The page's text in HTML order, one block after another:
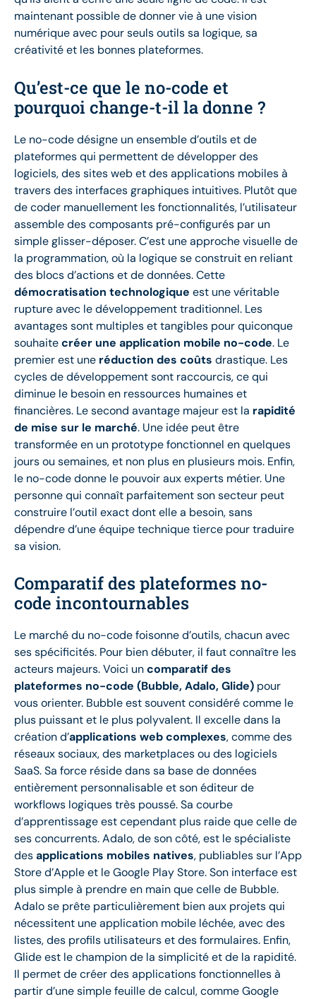
maintenant possible de donner vie à une vision
numérique avec pour seuls outils sa logique, sa
créativité et les bonnes plateformes.
Qu’est-ce que le no-code et
pourquoi change-t-il la donne ?
Le no-code désigne un ensemble d’outils et de
plateformes qui permettent de développer des
logiciels, des sites web et des applications mobiles à
travers des interfaces graphiques intuitives. Plutôt que
de coder manuellement les fonctionnalités, l’utilisateur
assemble des composants pré-configurés par un
simple glisser-déposer. C’est une approche visuelle de
la programmation, où la logique se construit en reliant
des blocs d’actions et de données. Cette
démocratisation technologique est une véritable
rupture avec le développement traditionnel. Les
avantages sont multiples et tangibles pour quiconque
souhaitecréer une application mobile no-code. Le
premier est une réduction des coûts drastique. Les
cycles de développement sont raccourcis, ce qui
diminue le besoin en ressources humaines et
financières. Le second avantage majeur est la rapidité
de mise sur le marché. Une idée peut être
transformée en un prototype fonctionnel en quelques
jours ou semaines, et non plus en plusieurs mois. Enfin,
le no-code donne le pouvoir aux experts métier. Une
personne qui connaît parfaitement son secteur peut
construire l’outil exact dont elle a besoin, sans
dépendre d’une équipe technique tierce pour traduire
sa vision.
Comparatif des plateformes no-
code incontournables
Le marché du no-code foisonne d’outils, chacun avec
ses spécificités. Pour bien débuter, il faut connaître les
acteurs majeurs. Voici uncomparatif des
plateformes no-code (Bubble, Adalo, Glide) pour
vous orienter. Bubble est souvent considéré comme le
plus puissant et le plus polyvalent. Il excelle dans la
création d’applications web complexes, comme des
réseaux sociaux, des marketplaces ou des logiciels
SaaS. Sa force réside dans sa base de données
entièrement personnalisable et son éditeur de
workflows logiques très poussé. Sa courbe
d’apprentissage est cependant plus raide que celle de
ses concurrents. Adalo, de son côté, est le spécialiste
desapplications mobiles natives, publiables sur l’App
Store d’Apple et le Google Play Store. Son interface est
plus simple à prendre en main que celle de Bubble.
Adalo se prête particulièrement bien aux projets qui
nécessitent une application mobile léchée, avec des
listes, des profils utilisateurs et des formulaires. Enfin,
Glide est le champion de la simplicité et de la rapidité.
Il permet de créer des applications fonctionnelles à
partir d’une simple feuille de calcul, comme Google